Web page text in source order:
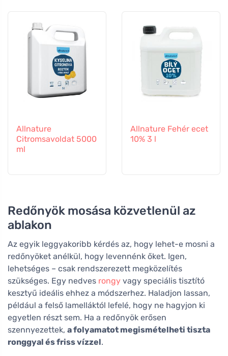
Allnature
Citromsavoldat 5000
ml
Allnature Fehér ecet
10% 3 l
Redőnyök mosása közvetlenül az
ablakon
Az egyik leggyakoribb kérdés az, hogy lehet-e mosni a
redőnyöket anélkül, hogy levennénk őket. Igen,
lehetséges – csak rendszerezett megközelítés
szükséges. Egy nedves rongy vagy speciális tisztító
kesztyű ideális ehhez a módszerhez. Haladjon lassan,
például a felső lamelláktól lefelé, hogy ne hagyjon ki
egyetlen részt sem. Ha a redőnyök erősen
szennyezettek, a folyamatot megismételheti tiszta
ronggyal és friss vízzel.